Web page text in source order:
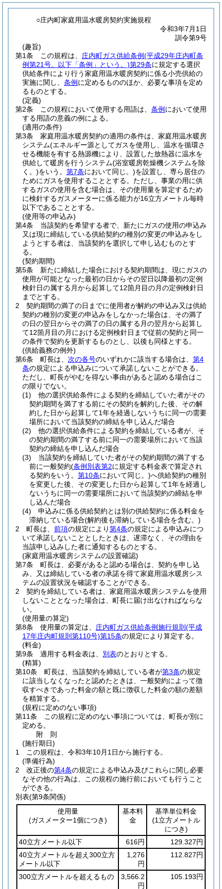
○庄内町家庭用温水暖房契約実施規程
令和3年7月1日
訓令第9号
(趣旨)
第1条
この規程は、 庄内町ガス供給条例(平成29年庄内町条
例第21号。以下「条例」という。)第29条に規定する選択
供給条件により行う家庭用温水暖房契約に係る小売供給の
実施に関し、 条例 に定めるもののほか、必要な事項を定め
るものとする。
(定義)
第2条
この規程において使用する用語は、 条例 において使用
する用語の意義の例による。
(適用の条件)
第3条
家庭用温水暖房契約の適用の条件は、家庭用温水暖房
システム(エネルギー源としてガスを使用し、温水を循環さ
せる機能を有する熱源機により、設置した放熱器に温水を
供給して暖房を行うシステム(浴室暖房乾燥機システムを除
く。)をいう。 第7条において同じ。)を設置し、専ら居住の
ためにガスを使用することとする。 ただし、事業の用に供
するガスの使用を含む場合は、その使用量を算定するため
に検針するガスメーターに係る能力が16立方メートル毎時
以下であることとする。
(使用等の申込み)
第4条
当該契約を希望する者で、新たにガスの使用の申込み
又は現に締結している供給契約の種別の変更の申込みをし
ようとする者は、当該契約を選択して申し込むものとす
る。
(契約期間)
第5条
新たに締結した場合における契約期間は、現にガスの
使用が可能となった最初の日からその翌日以降最初の定例
検針日の属する月から起算して12箇月目の月の定例検針日
までとする。
2
契約期間の満了の日までに使用者が解約の申込み又は供給
契約の種別の変更の申込みをしなかった場合は、その満了
の日の翌日からその満了の日の属する月の翌月から起算し
て12箇月目の月における定例検針日まで従前の契約と同一
の条件で契約を更新するものとし、以後も同様とする。
(供給義務の例外)
第6条
町長は、 次の各号のいずれかに該当する場合は、 第4
条の規定による申込みについて承諾しないことができる。
ただし、町長がやむを得ない事由があると認める場合はこ
の限りでない。
(1)
他の選択供給条件による契約を締結していた者がその
契約期間を満了する前にその契約を解約した後、その解
約した日から起算して1年を経過しないうちに同一の需要
場所において当該契約の締結を申し込んだ場合
(2)
他の選択供給条件による契約を締結している者が、そ
の契約期間の満了する前に同一の需要場所において当該
契約の締結を申し込んだ場合
(3)
当該契約を締結していた者がその契約期間の満了する
前に一般契約(条例別表第2に規定する料金表で算定され
る契約をいう。 第10条において同じ。)へ供給契約の種別
を変更した後、その変更した日から起算して1年を経過し
ないうちに同一の需要場所において当該契約の締結を申
し込んだ場合
(4)
申込みに係る供給契約とは別の供給契約に係る料金を
滞納している場合(解約後も滞納している場合を含む。)
2
町長は、 前項の規定により第4条の規定による申込みにつ
いて承諾しないこととしたときは、遅滞なく、その理由を
当該申し込みした者に通知するものとする。
(家庭用温水暖房システムの設置確認)
第7条
町長は、必要があると認める場合は、契約を申し込
み、又は締結している者の承諾を得て家庭用温水暖房シス
テムの設置状況を確認することができる。
2
契約を締結している者は、家庭用温水暖房システムを使用
しないこととなった場合は、町長に届け出なければならな
い。
(使用量の算定)
第8条
使用量の算定は、 庄内町ガス供給条例施行規則 (平成
17年庄内町規則第110号)第15条の規定により算定する。
(料金)
第9条
適用する料金表は、 別表のとおりとする。
(精算)
第10条
町長は、当該契約を締結している者が第3条の規定
に該当しなくなったと認めたときは、一般契約によって徴
収すべきであった料金の額と既に徴収した料金の額の差額
を精算する。
(規程に定めのない事項)
第11条
この規程に定めのない事項については、町長が別に
定める。
附 則
(施行期日)
1
この規程は、令和3年10月1日から施行する。
(準備行為)
2
改正後の第4条の規定による申込み及びこれらに関し必要
なその他の行為は、この規程の施行前においても行うこと
ができる。
別表(第9条関係)
使用量
(ガスメーター1個につき)
基本料
金
基準単位料金
(1立方メートル
につき)
40立方メートル以下
616円
129.327円
40立方メートルを超え300立方
メートル以下
1,276
円
112.827円
300立方メートルを超えるもの
3,566.2
円
105.193円